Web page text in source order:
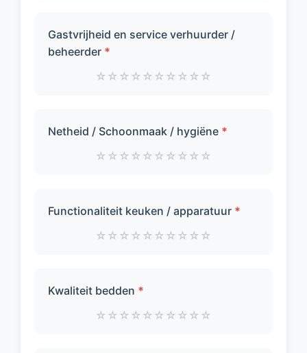
Gastvrijheid en service verhuurder /
beheerder *
☆ ☆ ☆ ☆ ☆ ☆ ☆ ☆ ☆ ☆
Netheid / Schoonmaak / hygiëne *
☆ ☆ ☆ ☆ ☆ ☆ ☆ ☆ ☆ ☆
Functionaliteit keuken / apparatuur *
☆ ☆ ☆ ☆ ☆ ☆ ☆ ☆ ☆ ☆
Kwaliteit bedden *
☆ ☆ ☆ ☆ ☆ ☆ ☆ ☆ ☆ ☆